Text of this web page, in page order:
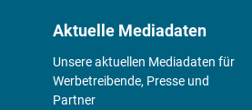
Aktuelle Mediadaten
Unsere aktuellen Mediadaten für
Werbetreibende, Presse und
Partner